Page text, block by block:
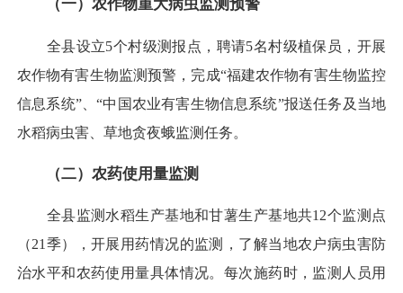
（一）农作物重大病虫监测预警
全县设立5个村级测报点，聘请5名村级植保员，开展
农作物有害生物监测预警，完成“福建农作物有害生物监控
信息系统”、“中国农业有害生物信息系统”报送任务及当地
水稻病虫害、草地贪夜蛾监测任务。
（二）农药使用量监测
全县监测水稻生产基地和甘薯生产基地共12个监测点
（21季），开展用药情况的监测，了解当地农户病虫害防
治水平和农药使用量具体情况。每次施药时，监测人员用